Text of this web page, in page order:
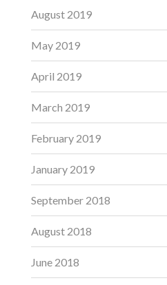
August 2019
May 2019
April 2019
March 2019
February 2019
January 2019
September 2018
August 2018
June 2018